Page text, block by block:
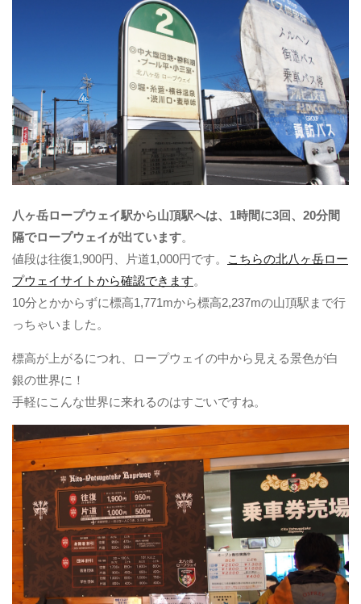
八ヶ岳ロープウェイ駅から山頂駅へは、1時間に3回、20分間
隔でロープウェイが出ています。
値段は往復1,900円、片道1,000円です。
こちらの北八ヶ岳ロー
プウェイサイトから確認できます。
10分とかからずに標高1,771mから標高2,237mの山頂駅まで行
っちゃいました。
標高が上がるにつれ、ロープウェイの中から見える景色が白
銀の世界に！
手軽にこんな世界に来れるのはすごいですね。